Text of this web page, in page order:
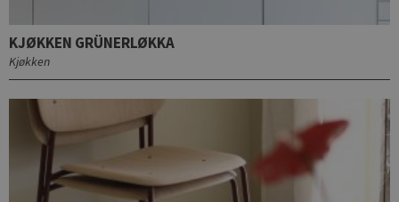
KJØKKEN GRÜNERLØKKA
Kjøkken